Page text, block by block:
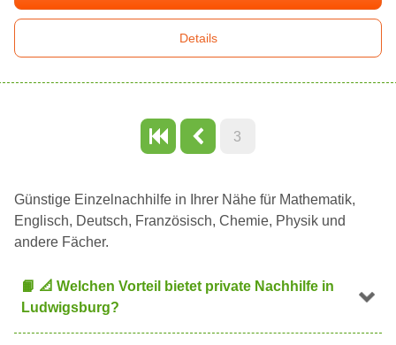
Details
3
Günstige Einzelnachhilfe in Ihrer Nähe für Mathematik,
Englisch, Deutsch, Französisch, Chemie, Physik und
andere Fächer.
📙 📐 Welchen Vorteil bietet private Nachhilfe in
Ludwigsburg?